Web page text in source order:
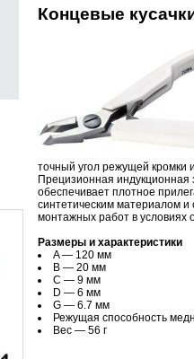
Концевые
точный угол режущей кромки
Прецизионная
обеспечивает плотное
синтетическим материалом
монтажных работ в условиях
Размеры и характеристики
A — 120 мм
B — 20 мм
C — 9 мм
D — 6 мм
G — 6.7 мм
Режущая способность
Вес — 56 г